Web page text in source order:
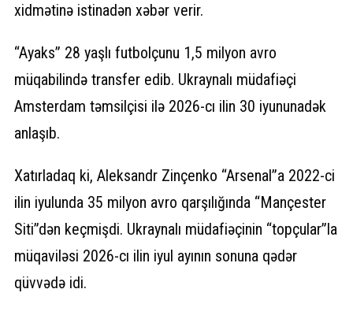
xidmətinə istinadən xəbər verir.
“Ayaks” 28 yaşlı futbolçunu 1,5 milyon avro
müqabilində transfer edib. Ukraynalı müdafiəçi
Amsterdam təmsilçisi ilə 2026-cı ilin 30 iyununadək
anlaşıb.
Xatırladaq ki, Aleksandr Zinçenko “Arsenal”a 2022-ci
ilin iyulunda 35 milyon avro qarşılığında “Mançester
Siti”dən keçmişdi. Ukraynalı müdafiəçinin “topçular”la
müqaviləsi 2026-cı ilin iyul ayının sonuna qədər
qüvvədə idi.